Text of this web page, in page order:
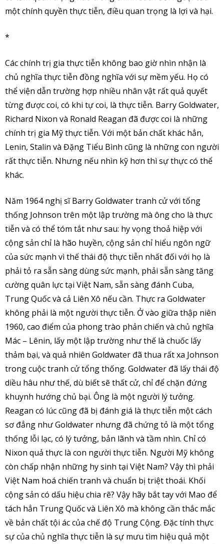
một chính quyền thực tiễn, điều quan trọng là lợi và hại.
*
Các chính trị gia thực tiễn không bao giờ nhìn nhận là
chủ nghĩa thực tiễn đồng nghĩa với sự mềm yếu. Họ có
thể viện dẫn trường hợp nhiều nhân vật rất quả quyết
từng được coi, có khi tự coi, là thực tiễn. Barry Goldwater,
Richard Nixon và Ronald Reagan đã được coi là những
chính trị gia Mỹ thực tiễn. Với một bản chất khác hẳn,
Lenin, Stalin và Đặng Tiểu Bình cũng là những con người
rất thực tiễn. Nhưng nếu nhìn kỹ hơn thì sự thực có thể
khác.
Năm 1964 nghị sĩ Barry Goldwater tranh cử với tổng
thống Johnson trên một lập trường mà ông cho là thực
tiễn và có thể tóm tắt như sau: hy vọng thoả hiệp với
cộng sản chỉ là hão huyền, cộng sản chỉ hiểu ngôn ngữ
của sức mạnh vì thế thái độ thực tiễn nhất đối với họ là
phải tỏ ra sẵn sàng dùng sức mạnh, phải sẵn sàng tăng
cường quân lực tại Việt Nam, sẵn sàng đánh Cuba,
Trung Quốc và cả Liên Xô nếu cần. Thực ra Goldwater
không phải là một người thực tiễn. Ở vào giữa thập niên
1960, cao điểm của phong trào phản chiến và chủ nghĩa
Mác – Lênin, lấy một lập trường như thế là chuốc lấy
thảm bại, và quả nhiên Goldwater đã thua rất xa Johnson
trong cuộc tranh cử tổng thống. Goldwater đã lấy thái độ
diều hâu như thế, dù biết sẽ thất cử, chỉ để chặn đứng
khuynh hướng chủ bại. Ông là một người lý tưởng.
Reagan có lúc cũng đã bị đánh giá là thực tiễn một cách
sơ đẳng như Goldwater nhưng đã chứng tỏ là một tổng
thống lỗi lạc, có lý tưởng, bản lãnh và tầm nhìn. Chỉ có
Nixon quả thực là con người thực tiễn. Người Mỹ không
còn chấp nhận những hy sinh tại Việt Nam? Vậy thì phải
Việt Nam hoá chiến tranh và chuẩn bị triệt thoái. Khối
cộng sản có dấu hiệu chia rẽ? Vậy hãy bắt tay với Mao để
tách hẳn Trung Quốc và Liên Xô mà không cần thắc mắc
về bản chất tội ác của chế độ Trung Cộng. Đặc tính thực
sự của chủ nghĩa thực tiễn là sự mưu tìm hiệu quả một